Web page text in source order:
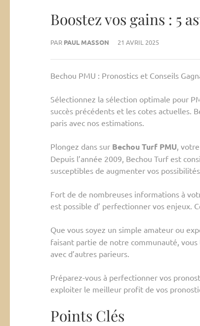
Boostez vos gains : 5
PAR PAUL MASSON 21 AVRIL 2025
Bechou PMU : Pronostics et Conseils
Sélectionnez la sélection optimale pour
succès précédents et les cotes actuelles.
paris avec nos estimations.
Plongez dans sur Bechou Turf PMU,
Depuis l’année 2009, Bechou Turf est
susceptibles de augmenter vos
Fort de de nombreuses informations à
est possible d’ perfectionner vos enjeux.
Que vous soyez un simple amateur ou
faisant partie de notre communauté,
avec d’autres parieurs.
Préparez-vous à perfectionner vos
exploiter le meilleur profit de vos
Points Clés